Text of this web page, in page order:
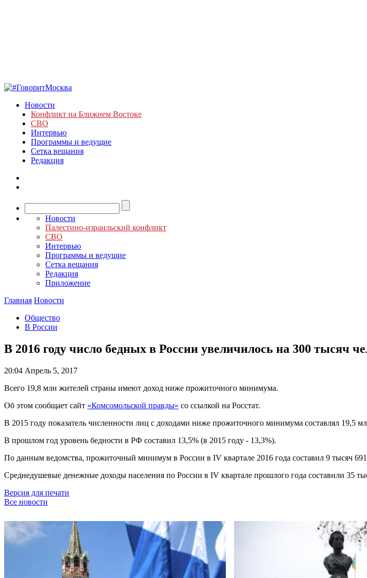
Новости
Конфликт на Ближнем Востоке
СВО
Интервью
Программы и ведущие
Сетка вещания
Редакция
Новости
Палестино-израильский конфликт
СВО
Интервью
Программы и ведущие
Сетка вещания
Редакция
Приложение
Главная Новости
Общество
В России
В 2016 году число бедных в России увеличилось на 300 тысяч
20:04 Апрель 5, 2017
Всего 19,8 млн жителей страны имеют доход ниже прожиточного минимума.
Об этом сообщает сайт «Комсомольской правды» со ссылкой на Росстат.
В 2015 году показатель численности лиц с доходами ниже прожиточного минимума составлял 19,5
В прошлом год уровень бедности в РФ составил 13,5% (в 2015 году - 13,3%).
По данным ведомства, прожиточный минимум в России в IV квартале 2016 года составил 9 тысяч 691
Среднедушевые денежные доходы населения по России в IV квартале прошлого года составили 35
Версия для печати
Все новости